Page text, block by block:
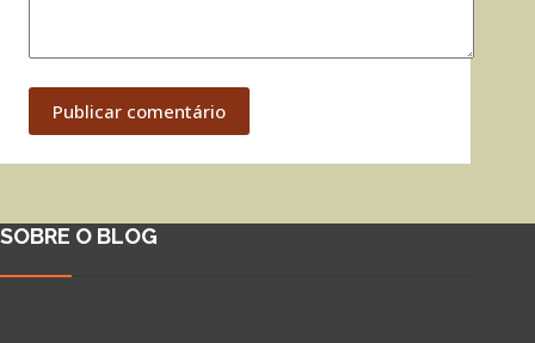
Publicar comentário
SOBRE O BLOG